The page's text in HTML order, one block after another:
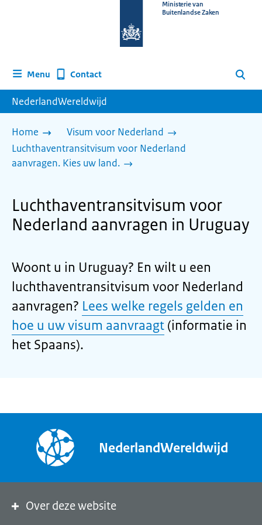
homepage
Ministerie van
Buitenlandse Zaken
Menu Contact Zoeken
NederlandWereldwijd
Home
Visum voor Nederland
Luchthaventransitvisum voor Nederland
aanvragen. Kies uw land.
Luchthaventransitvisum voor
Nederland aanvragen in Uruguay
Woont u in Uruguay? En wilt u een
luchthaventransitvisum voor Nederland
aanvragen? Lees welke regels gelden en
hoe u uw visum aanvraagt (informatie in
het Spaans).
NederlandWereldwijd
Over deze website